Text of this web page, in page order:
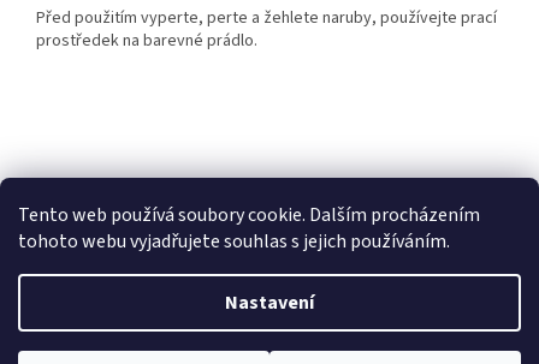
Tento web používá soubory cookie. Dalším procházením
tohoto webu vyjadřujete souhlas s jejich používáním.
Nastavení
Před použitím vyperte, perte a žehlete naruby, používejte prací
prostředek na barevné prádlo.
á
Vytvořil Shoptet